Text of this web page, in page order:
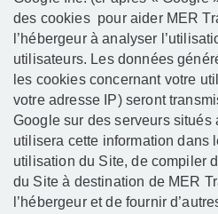
des cookies pour aider MER
l’hébergeur à analyser
utilisateurs. Les données
les cookies concernant votre
votre adresse IP) seront
Google sur des serveurs situés
utilisera cette information dans
utilisation du Site, de compiler
du Site à destination de MER
l’hébergeur et de fournir